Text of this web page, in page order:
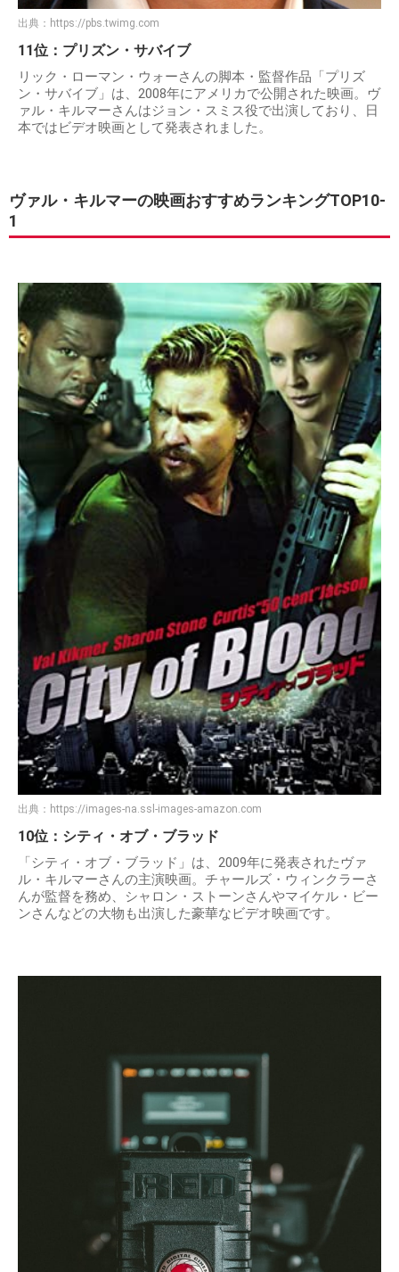
出典： https://pbs.twimg.com
11位：プリズン・サバイブ
リック・ローマン・ウォーさんの脚本・監督作品「プリズ
ン・サバイブ」は、2008年にアメリカで公開された映画。ヴ
ァル・キルマーさんはジョン・スミス役で出演しており、日
本ではビデオ映画として発表されました。
ヴァル・キルマーの映画おすすめランキングTOP10-
1
出典： https://images-na.ssl-images-amazon.com
10位：シティ・オブ・ブラッド
「シティ・オブ・ブラッド」は、2009年に発表されたヴァ
ル・キルマーさんの主演映画。チャールズ・ウィンクラーさ
んが監督を務め、シャロン・ストーンさんやマイケル・ビー
ンさんなどの大物も出演した豪華なビデオ映画です。